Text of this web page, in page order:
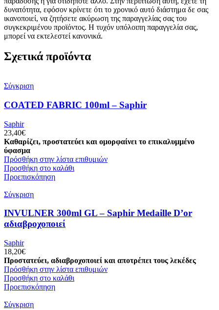
δυνατότητα, εφόσον κρίνετε ότι το χρονικό αυτό διάστημα δε σας
ικανοποιεί, να ζητήσετε ακύρωση της παραγγελίας σας του
συγκεκριμένου προϊόντος. Η τυχόν υπόλοιπη παραγγελία σας,
μπορεί να εκτελεστεί κανονικά.
Σχετικά προϊόντα
Σύγκριση
COATED FABRIC 100ml – Saphir
Saphir
23,40€
Καθαρίζει, προστατεύει και ομορφαίνει το επικαλυμμένο
ύφασμα
Πρόσθήκη στην λίστα επιθυμιών
Προσθήκη στο καλάθι
Προεπισκόπηση
Σύγκριση
INVULNER 300ml GL – Saphir Medaille D’or
αδιαβροχοποιεί
Saphir
18,20€
Προστατεύει, αδιαβροχοποιεί και αποτρέπει τους λεκέδες
Πρόσθήκη στην λίστα επιθυμιών
Προσθήκη στο καλάθι
Προεπισκόπηση
Σύγκριση